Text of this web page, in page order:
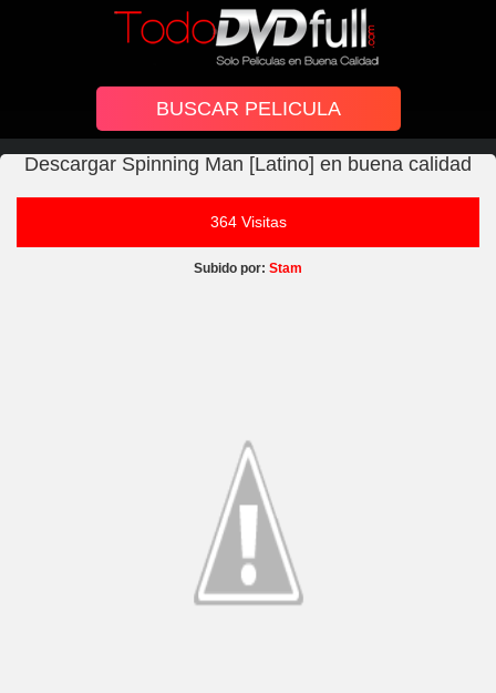
Descargar Spinning Man [Latino] en buena calidad
364 Visitas
Subido por: Stam